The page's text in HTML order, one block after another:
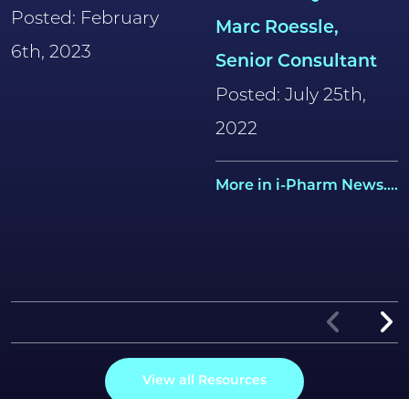
Posted: February
6th, 2023
Marc Roessle,
Senior Consultant
Posted: July 25th,
2022
More in i-Pharm News....
View all Resources